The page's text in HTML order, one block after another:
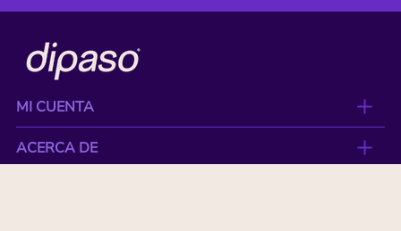
MI CUENTA
ACERCA DE